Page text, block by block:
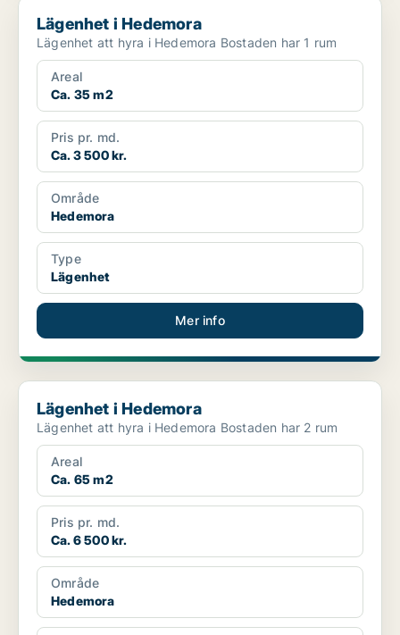
Lägenhet i Hedemora
Lägenhet i Hedemora
Lägenhet att hyra i Hedemora Bostaden har 1 rum
Areal
Ca. 35 m2
Pris pr. md.
Ca. 3 500 kr.
Område
Hedemora
Type
Lägenhet
Mer info
Lägenhet i Hedemora
Lägenhet i Hedemora
Lägenhet att hyra i Hedemora Bostaden har 2 rum
Areal
Ca. 65 m2
Pris pr. md.
Ca. 6 500 kr.
Område
Hedemora